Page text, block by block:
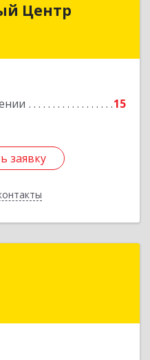
Центр
15
заявку
Чеховский р-н, Чехов
заявку
м.о., Столбовая